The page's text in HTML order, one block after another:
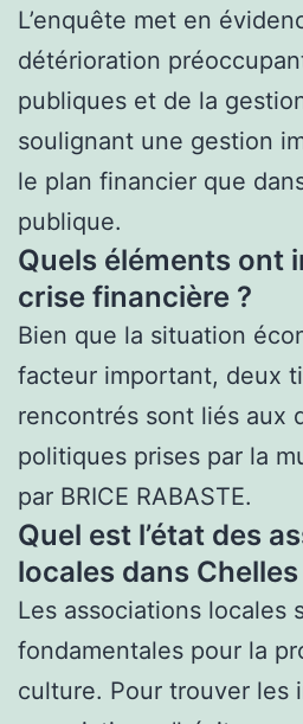
L’enquête met en
détérioration
publiques et de la
soulignant une gestion
le plan financier que
publique.
Quels éléments ont
crise financière ?
Bien que la situation
facteur important, deux
rencontrés sont liés aux
politiques prises par la
par BRICE RABASTE.
Quel est l’état des
locales dans Chelles
Les associations locales
fondamentales pour la
culture. Pour trouver les